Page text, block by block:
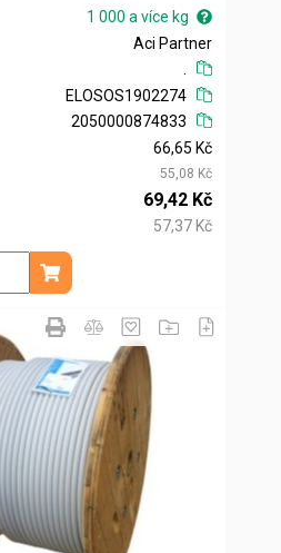
1 000 a více kg
Aci Partner
.
ELOSOS1902274
2050000874833
66,65 Kč
55,08 Kč
69,42 Kč
57,37 Kč
kg
Přidat do košíku